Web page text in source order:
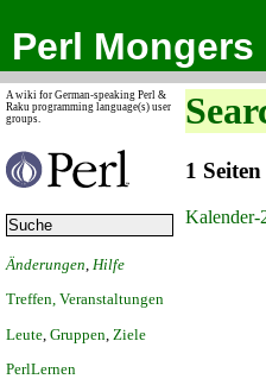
Perl
A wiki for German-speaking Perl &
Raku programming language(s) user
groups.
Änderungen Hilfe
Treffen, Veranstaltungen
Leute Gruppen Ziele
PerlLernen
1
Kalender-